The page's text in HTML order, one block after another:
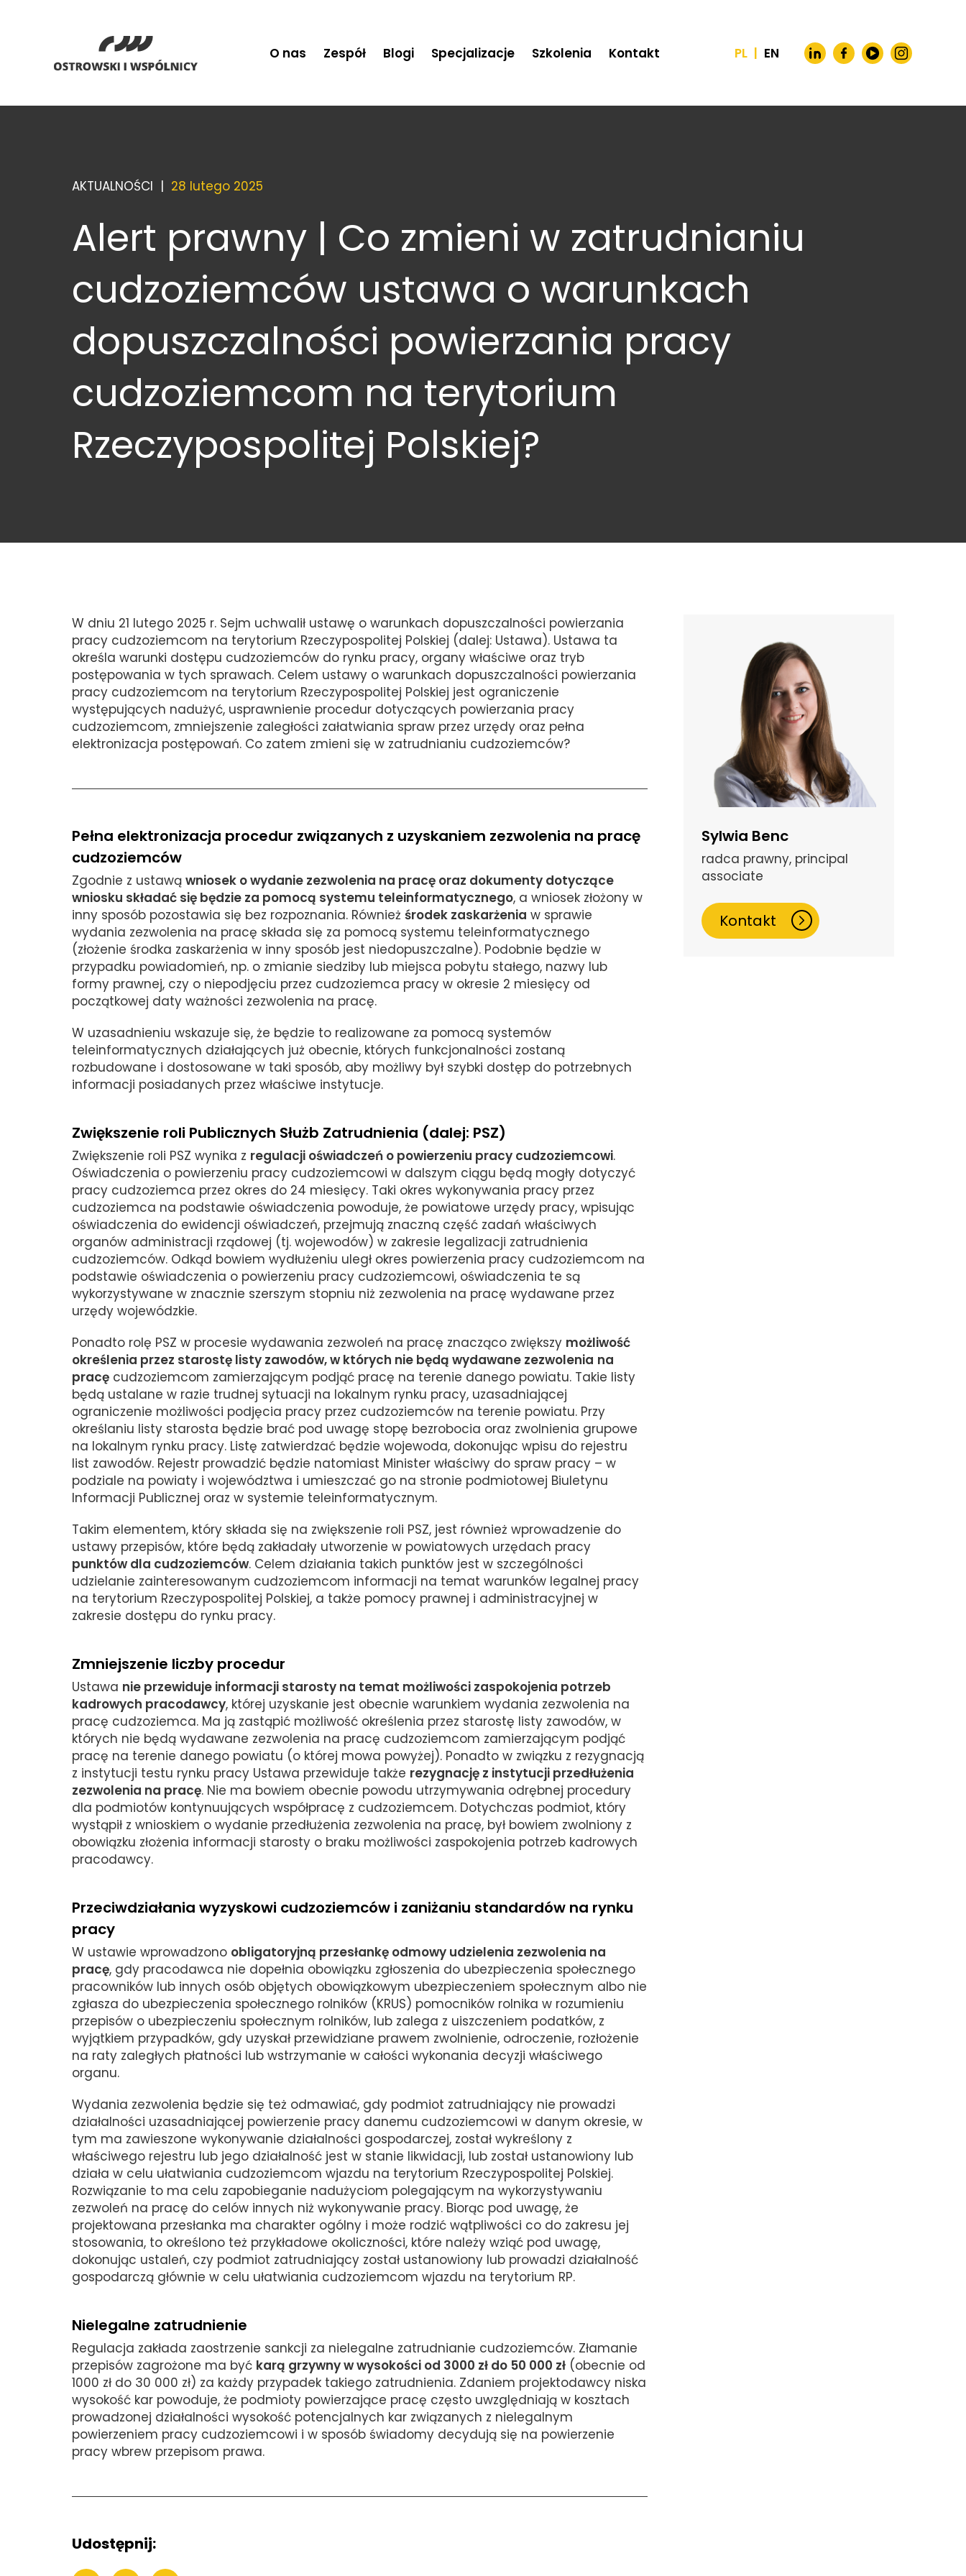
O nas Zespół Blogi Specjalizacje Szkolenia Kontakt PL | EN
AKTUALNOŚCI | 28 lutego 2025
Alert prawny | Co zmieni w zatrudnianiu
cudzoziemców ustawa o warunkach
dopuszczalności powierzania pracy
cudzoziemcom na terytorium
Rzeczypospolitej Polskiej?
W dniu 21 lutego 2025 r. Sejm uchwalił ustawę o warunkach dopuszczalności powierzania
pracy cudzoziemcom na terytorium Rzeczypospolitej Polskiej (dalej: Ustawa). Ustawa ta
określa warunki dostępu cudzoziemców do rynku pracy, organy właściwe oraz tryb
postępowania w tych sprawach. Celem ustawy o warunkach dopuszczalności powierzania
pracy cudzoziemcom na terytorium Rzeczypospolitej Polskiej jest ograniczenie
występujących nadużyć, usprawnienie procedur dotyczących powierzania pracy
cudzoziemcom, zmniejszenie zaległości załatwiania spraw przez urzędy oraz pełna
elektronizacja postępowań. Co zatem zmieni się w zatrudnianiu cudzoziemców?
Pełna elektronizacja procedur związanych z uzyskaniem zezwolenia na pracę
cudzoziemców
Zgodnie z ustawą wniosek o wydanie zezwolenia na pracę oraz dokumenty dotyczące
wniosku składać się będzie za pomocą systemu teleinformatycznego, a wniosek złożony w
inny sposób pozostawia się bez rozpoznania. Również środek zaskarżenia w sprawie
wydania zezwolenia na pracę składa się za pomocą systemu teleinformatycznego
(złożenie środka zaskarżenia w inny sposób jest niedopuszczalne). Podobnie będzie w
przypadku powiadomień, np. o zmianie siedziby lub miejsca pobytu stałego, nazwy lub
formy prawnej, czy o niepodjęciu przez cudzoziemca pracy w okresie 2 miesięcy od
początkowej daty ważności zezwolenia na pracę.
W uzasadnieniu wskazuje się, że będzie to realizowane za pomocą systemów
teleinformatycznych działających już obecnie, których funkcjonalności zostaną
rozbudowane i dostosowane w taki sposób, aby możliwy był szybki dostęp do potrzebnych
informacji posiadanych przez właściwe instytucje.
Zwiększenie roli Publicznych Służb Zatrudnienia (dalej: PSZ)
Zwiększenie roli PSZ wynika z regulacji oświadczeń o powierzeniu pracy cudzoziemcowi.
Oświadczenia o powierzeniu pracy cudzoziemcowi w dalszym ciągu będą mogły dotyczyć
pracy cudzoziemca przez okres do 24 miesięcy. Taki okres wykonywania pracy przez
cudzoziemca na podstawie oświadczenia powoduje, że powiatowe urzędy pracy, wpisując
oświadczenia do ewidencji oświadczeń, przejmują znaczną część zadań właściwych
organów administracji rządowej (tj. wojewodów) w zakresie legalizacji zatrudnienia
cudzoziemców. Odkąd bowiem wydłużeniu uległ okres powierzenia pracy cudzoziemcom na
podstawie oświadczenia o powierzeniu pracy cudzoziemcowi, oświadczenia te są
wykorzystywane w znacznie szerszym stopniu niż zezwolenia na pracę wydawane przez
urzędy wojewódzkie.
Ponadto rolę PSZ w procesie wydawania zezwoleń na pracę znacząco zwiększy możliwość
określenia przez starostę listy zawodów, w których nie będą wydawane zezwolenia na
pracę cudzoziemcom zamierzającym podjąć pracę na terenie danego powiatu. Takie listy
będą ustalane w razie trudnej sytuacji na lokalnym rynku pracy, uzasadniającej
ograniczenie możliwości podjęcia pracy przez cudzoziemców na terenie powiatu. Przy
określaniu listy starosta będzie brać pod uwagę stopę bezrobocia oraz zwolnienia grupowe
na lokalnym rynku pracy. Listę zatwierdzać będzie wojewoda, dokonując wpisu do rejestru
list zawodów. Rejestr prowadzić będzie natomiast Minister właściwy do spraw pracy – w
podziale na powiaty i województwa i umieszczać go na stronie podmiotowej Biuletynu
Informacji Publicznej oraz w systemie teleinformatycznym.
Takim elementem, który składa się na zwiększenie roli PSZ, jest również wprowadzenie do
ustawy przepisów, które będą zakładały utworzenie w powiatowych urzędach pracy
punktów dla cudzoziemców. Celem działania takich punktów jest w szczególności
udzielanie zainteresowanym cudzoziemcom informacji na temat warunków legalnej pracy
na terytorium Rzeczypospolitej Polskiej, a także pomocy prawnej i administracyjnej w
zakresie dostępu do rynku pracy.
Zmniejszenie liczby procedur
Ustawa nie przewiduje informacji starosty na temat możliwości zaspokojenia potrzeb
kadrowych pracodawcy, której uzyskanie jest obecnie warunkiem wydania zezwolenia na
pracę cudzoziemca. Ma ją zastąpić możliwość określenia przez starostę listy zawodów, w
których nie będą wydawane zezwolenia na pracę cudzoziemcom zamierzającym podjąć
pracę na terenie danego powiatu (o której mowa powyżej). Ponadto w związku z rezygnacją
z instytucji testu rynku pracy Ustawa przewiduje także rezygnację z instytucji przedłużenia
zezwolenia na pracę. Nie ma bowiem obecnie powodu utrzymywania odrębnej procedury
dla podmiotów kontynuujących współpracę z cudzoziemcem. Dotychczas podmiot, który
wystąpił z wnioskiem o wydanie przedłużenia zezwolenia na pracę, był bowiem zwolniony z
obowiązku złożenia informacji starosty o braku możliwości zaspokojenia potrzeb kadrowych
pracodawcy.
Przeciwdziałania wyzyskowi cudzoziemców i zaniżaniu standardów na rynku
pracy
W ustawie wprowadzono obligatoryjną przesłankę odmowy udzielenia zezwolenia na
pracę, gdy pracodawca nie dopełnia obowiązku zgłoszenia do ubezpieczenia społecznego
pracowników lub innych osób objętych obowiązkowym ubezpieczeniem społecznym albo nie
zgłasza do ubezpieczenia społecznego rolników (KRUS) pomocników rolnika w rozumieniu
przepisów o ubezpieczeniu społecznym rolników, lub zalega z uiszczeniem podatków, z
wyjątkiem przypadków, gdy uzyskał przewidziane prawem zwolnienie, odroczenie, rozłożenie
na raty zaległych płatności lub wstrzymanie w całości wykonania decyzji właściwego
organu.
Wydania zezwolenia będzie się też odmawiać, gdy podmiot zatrudniający nie prowadzi
działalności uzasadniającej powierzenie pracy danemu cudzoziemcowi w danym okresie, w
tym ma zawieszone wykonywanie działalności gospodarczej, został wykreślony z
właściwego rejestru lub jego działalność jest w stanie likwidacji, lub został ustanowiony lub
działa w celu ułatwiania cudzoziemcom wjazdu na terytorium Rzeczypospolitej Polskiej.
Rozwiązanie to ma celu zapobieganie nadużyciom polegającym na wykorzystywaniu
zezwoleń na pracę do celów innych niż wykonywanie pracy. Biorąc pod uwagę, że
projektowana przesłanka ma charakter ogólny i może rodzić wątpliwości co do zakresu jej
stosowania, to określono też przykładowe okoliczności, które należy wziąć pod uwagę,
dokonując ustaleń, czy podmiot zatrudniający został ustanowiony lub prowadzi działalność
gospodarczą głównie w celu ułatwiania cudzoziemcom wjazdu na terytorium RP.
Nielegalne zatrudnienie
Regulacja zakłada zaostrzenie sankcji za nielegalne zatrudnianie cudzoziemców. Złamanie
przepisów zagrożone ma być karą grzywny w wysokości od 3000 zł do 50 000 zł (obecnie od
1000 zł do 30 000 zł) za każdy przypadek takiego zatrudnienia. Zdaniem projektodawcy niska
wysokość kar powoduje, że podmioty powierzające pracę często uwzględniają w kosztach
prowadzonej działalności wysokość potencjalnych kar związanych z nielegalnym
powierzeniem pracy cudzoziemcowi i w sposób świadomy decydują się na powierzenie
pracy wbrew przepisom prawa.
Udostępnij:
Sylwia Benc
radca prawny, principal
associate
Kontakt